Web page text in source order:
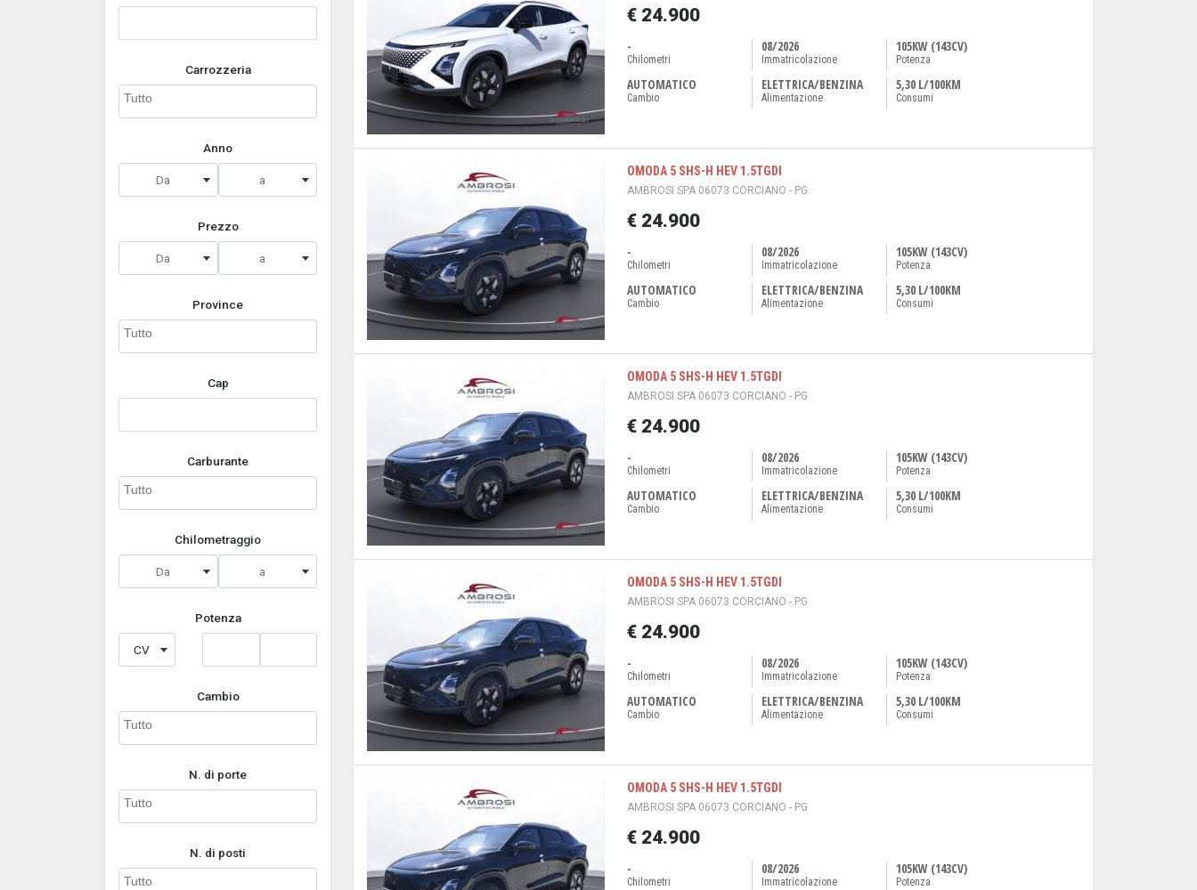
Carrozzeria
Anno
Da a
Prezzo
Da a
Province
Cap
Carburante
Chilometraggio
Da a
Potenza
CV
Cambio
N. di porte
N. di posti
€ 24.900
-
Chilometri
08/2026
Immatricolazione
105KW (143CV)
Potenza
AUTOMATICO
Cambio
ELETTRICA/BENZINA
Alimentazione
5,30 L/100KM
Consumi
OMODA 5 SHS-H HEV 1.5TGDI
AMBROSI SPA 06073 CORCIANO - PG
€ 24.900
-
Chilometri
08/2026
Immatricolazione
105KW (143CV)
Potenza
AUTOMATICO
Cambio
ELETTRICA/BENZINA
Alimentazione
5,30 L/100KM
Consumi
OMODA 5 SHS-H HEV 1.5TGDI
AMBROSI SPA 06073 CORCIANO - PG
€ 24.900
-
Chilometri
08/2026
Immatricolazione
105KW (143CV)
Potenza
AUTOMATICO
Cambio
ELETTRICA/BENZINA
Alimentazione
5,30 L/100KM
Consumi
OMODA 5 SHS-H HEV 1.5TGDI
AMBROSI SPA 06073 CORCIANO - PG
€ 24.900
-
Chilometri
08/2026
Immatricolazione
105KW (143CV)
Potenza
AUTOMATICO
Cambio
ELETTRICA/BENZINA
Alimentazione
5,30 L/100KM
Consumi
OMODA 5 SHS-H HEV 1.5TGDI
AMBROSI SPA 06073 CORCIANO - PG
€ 24.900
-
Chilometri
08/2026
Immatricolazione
105KW (143CV)
Potenza